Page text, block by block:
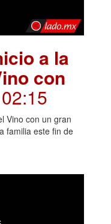
a la
con
Vino con un gran
familia este fin de